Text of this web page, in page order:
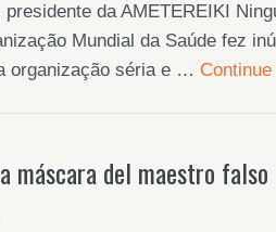
da AMETEREIKI
Mundial da Saúde fez
organização séria e …
máscara del maestro falso